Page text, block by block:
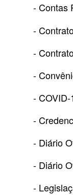
- Contas
-
-
-
- COVID-
-
- Diário
- Diário
-